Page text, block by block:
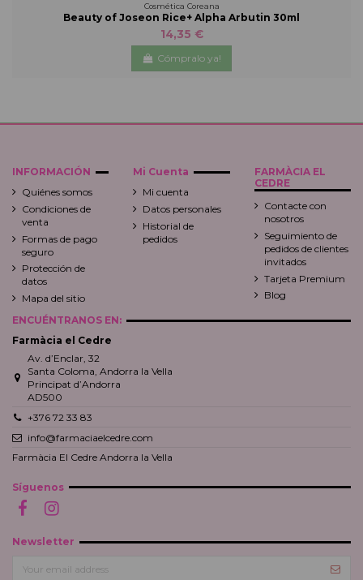
Cosmética Coreana
Beauty of Joseon Rice+ Alpha Arbutin 30ml
14,35 €
Cómpralo ya!
INFORMACIÓN
Quiénes somos
Condiciones de
venta
Formas de pago
seguro
Protección de
datos
Mapa del sitio
Mi Cuenta
Mi cuenta
Datos personales
Historial de
pedidos
FARMÀCIA EL
CEDRE
Contacte con
nosotros
Seguimiento de
pedidos de clientes
invitados
Tarjeta Premium
Blog
ENCUÉNTRANOS EN:
Farmàcia el Cedre
Av. d’Enclar, 32
Santa Coloma, Andorra la Vella
Principat d’Andorra
AD500
+376 72 33 83
info@farmaciaelcedre.com
Farmàcia El Cedre Andorra la Vella
Síguenos
Newsletter